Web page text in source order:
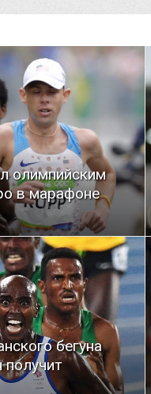
олимпийским
в марафоне
бегуна